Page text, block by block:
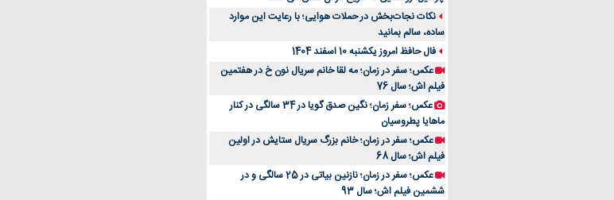
نکات نجات‌بخش در حملات هوایی؛ با رعایت این موارد
ساده، سالم بمانید
فال حافظ امروز یکشنبه 10 اسفند 1404
عکس؛ سفر در زمان؛ مه لقا خانم سریال نون خ در هفتمین
فیلم اش؛ سال 76
عکس؛ سفر زمان؛ نگین صدق گویا در 34 سالگی در کنار
ماهایا پطروسیان
عکس؛ سفر در زمان؛ خانم بزرگ سریال ستایش در اولین
فیلم اش؛ سال 68
عکس؛ سفر در زمان؛ نازنین بیاتی در 25 سالگی و در
ششمین فیلم اش؛ سال 93